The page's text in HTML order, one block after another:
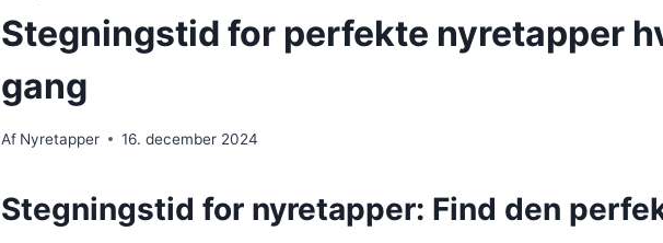
Stegningstid for perfekte nyretapper
gang
Af Nyretapper 16. december 2024
Stegningstid for nyretapper: Find den